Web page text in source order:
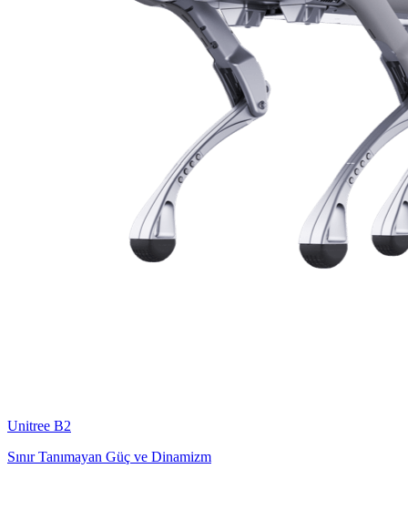
Unitree B2
Sınır Tanımayan Güç ve Dinamizm